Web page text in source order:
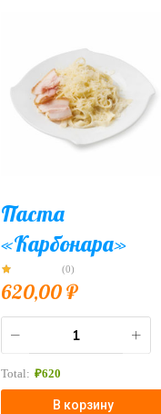
Паста
«Карбонара»
(0)
620,00₽
Total: ₽620
В корзину